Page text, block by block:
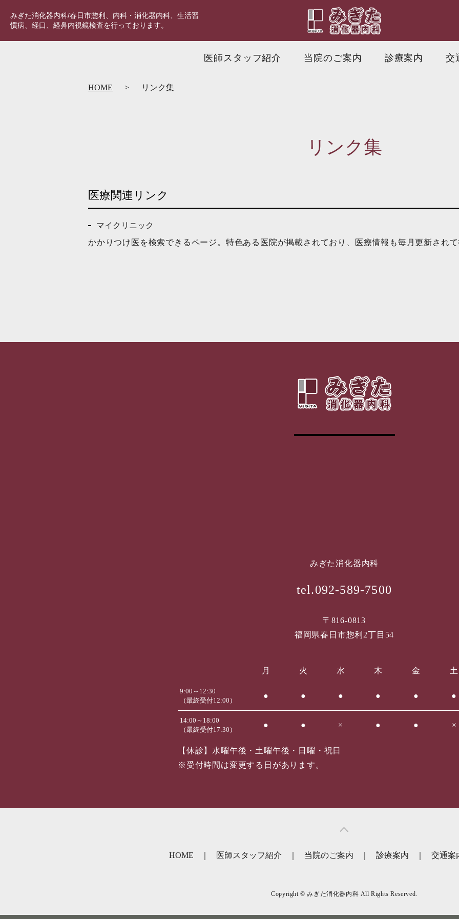
みぎた消化器内科/春日市惣利、内科・消化器内科、生活習
慣病、経口、経鼻内視鏡検査を行っております。
医師スタッフ紹介 当院のご案内 診療案内 交
HOME リンク集
リンク集
医療関連リンク
マイクリニック
かかりつけ医を検索できるページ。特色ある医院が掲載されており、医療情報も毎月更新され
みぎた消化器内科
tel.092-589-7500
〒816-0813
福岡県春日市惣利2丁目54
月 火 水 木 金 土
9:00～12:30
（最終受付12:00）
● ● ● ● ● ●
14:00～18:00
（最終受付17:30）
● ● × ● ● ×
【休診】水曜午後・土曜午後・日曜・祝日
※受付時間は変更する日があります。
HOME 医師スタッフ紹介 当院のご案内 診療案内 交通案
Copyright © みぎた消化器内科 All Rights Reserved.